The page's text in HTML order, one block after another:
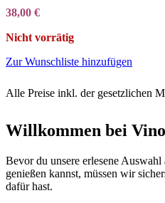
38,00 €
Nicht vorrätig
Zur Wunschliste hinzufügen
Alle Preise inkl. der gesetzlichen
Willkommen bei
Bevor du unsere erlesene
genießen kannst, müssen wir
dafür hast.